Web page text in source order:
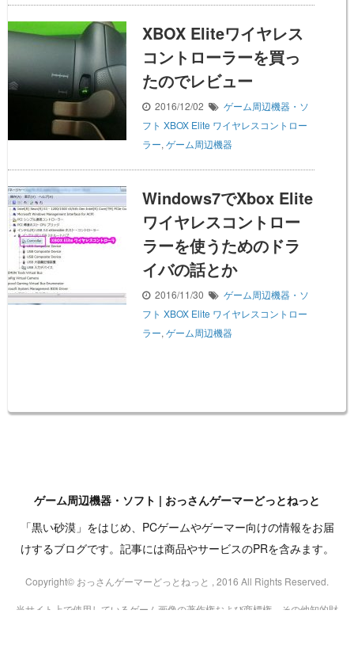
XBOX Eliteワイヤレス
コントローラーを買っ
たのでレビュー
2016/12/02
ゲーム周辺機器・ソ
フト XBOX Elite ワイヤレスコントロー
ラー, ゲーム周辺機器
Windows7でXbox Elite
ワイヤレスコントロー
ラーを使うためのドラ
イバの話とか
2016/11/30
ゲーム周辺機器・ソ
フト XBOX Elite ワイヤレスコントロー
ラー, ゲーム周辺機器
ゲーム周辺機器・ソフト | おっさんゲーマーどっとねっと
「黒い砂漠」をはじめ、PCゲームやゲーマー向けの情報をお届
けするブログです。記事には商品やサービスのPRを含みます。
Copyright© おっさんゲーマーどっとねっと , 2016 All Rights Reserved.
当サイト上で使用しているゲーム画像の著作権および商標権、その他知的財